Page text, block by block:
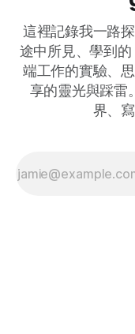
這裡記錄我一路
途中所見、學到
端工作的實驗、
享的靈光與踩雷
界、